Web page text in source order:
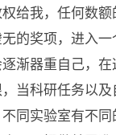
给我，任何数
的奖项，进入
渐器重自己，
当科研任务以
同实验室有不